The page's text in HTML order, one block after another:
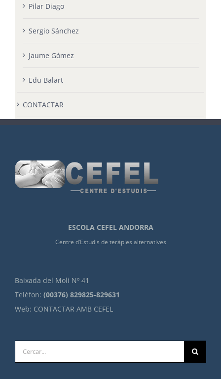
Pilar Diago
Sergio Sánchez
Jaume Gómez
Edu Balart
CONTACTAR
ESCOLA CEFEL ANDORRA
Centre d’Estudis de teràpies alternatives
Baixada del Moli Nº 41
Telèfon: (00376) 829825-829631
Web: CONTACTAR AMB CEFEL
…